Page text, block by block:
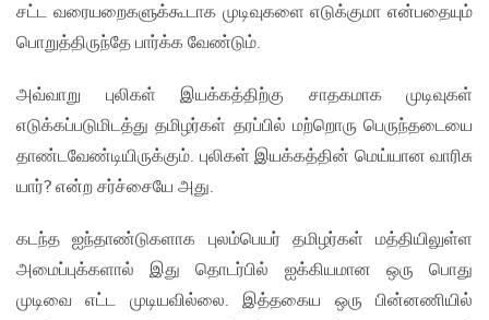
சட்ட வரையறைகளுக்கூடாக முடிவுகளை எடுக்குமா என்பதையும்
பொறுத்திருந்தே பார்க்க வேண்டும்.
அவ்வாறு புலிகள் இயக்கத்திற்கு சாதகமாக முடிவுகள்
எடுக்கப்படுமிடத்து தமிழர்கள் தரப்பில் மற்றொரு பெருந்தடையை
தாண்டவேண்டியிருக்கும். புலிகள் இயக்கத்தின் மெய்யான வாரிசு
யார்? என்ற சர்ச்சையே அது.
கடந்த ஐந்தாண்டுகளாக புலம்பெயர் தமிழர்கள் மத்தியிலுள்ள
அமைப்புக்களால் இது தொடர்பில் ஐக்கியமான ஒரு பொது
முடிவை எட்ட முடியவில்லை. இத்தகைய ஒரு பின்னணியில்